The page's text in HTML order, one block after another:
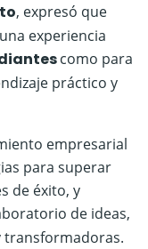
, expresó que
experiencia
como para
práctico y
empresarial
para superar
de éxito, y
de ideas,
transformadoras.